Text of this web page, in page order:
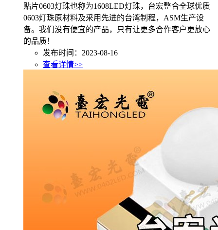
贴片0603灯珠也称为1608LED灯珠，台宏整合全球优质
0603灯珠原材料及采用先进的台湾制程，ASM生产设
备。我们没有便宜的产品，只有让更多合作客户更放心
的品质！
发布时间：2023-08-16
查看详情>>